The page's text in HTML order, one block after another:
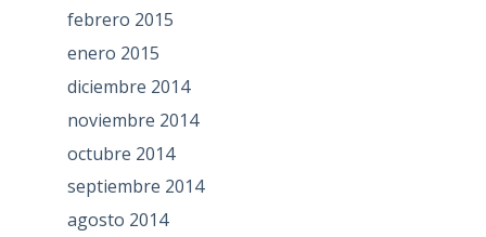
febrero 2015
enero 2015
diciembre 2014
noviembre 2014
octubre 2014
septiembre 2014
agosto 2014